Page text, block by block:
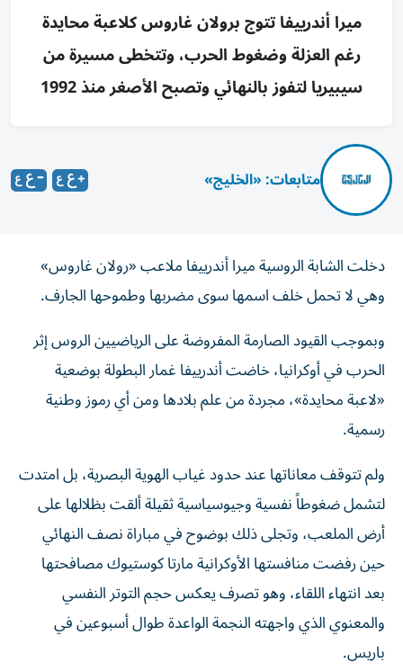
ميرا أندرييفا تتوج برولان غاروس كلاعبة محايدة
رغم العزلة وضغوط الحرب، وتتخطى مسيرة من
سيبيريا لتفوز بالنهائي وتصبح الأصغر منذ 1992
متابعات: «الخليج»
دخلت الشابة الروسية ميرا أندرييفا ملاعب «رولان غاروس»
وهي لا تحمل خلف اسمها سوى مضربها وطموحها الجارف.
وبموجب القيود الصارمة المفروضة على الرياضيين الروس إثر
الحرب في أوكرانيا، خاضت أندرييفا غمار البطولة بوضعية
«لاعبة محايدة»، مجردة من علم بلادها ومن أي رموز وطنية
رسمية.
ولم تتوقف معاناتها عند حدود غياب الهوية البصرية، بل امتدت
لتشمل ضغوطاً نفسية وجيوسياسية ثقيلة ألقت بظلالها على
أرض الملعب، وتجلى ذلك بوضوح في مباراة نصف النهائي
حين رفضت منافستها الأوكرانية مارتا كوستيوك مصافحتها
بعد انتهاء اللقاء، وهو تصرف يعكس حجم التوتر النفسي
والمعنوي الذي واجهته النجمة الواعدة طوال أسبوعين في
باريس.